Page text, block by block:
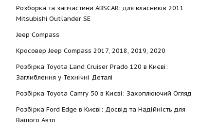
Розборка та запчастини ABSCAR: для власників 2011
Mitsubishi Outlander SE
Jeep Compass
Кросовер Jeep Compass 2017, 2018, 2019, 2020
Розбірка Toyota Land Cruiser Prado 120 в Києві:
Заглиблення у Технічні Деталі
Розбірка Toyota Camry 50 в Києві: Захоплюючий Огляд
Розбірка Ford Edge в Києві: Досвід та Надійність для
Вашого Авто